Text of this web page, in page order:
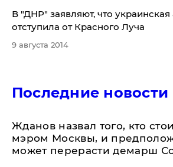
В "ДНР" заявляют, что
отступила от Красного Луча
9 августа 2014
Последние новости
Жданов назвал того, кто
мэром Москвы, и
может перерасти демарш